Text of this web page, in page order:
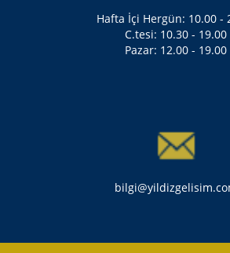
Hafta İçi Hergün: 10.00 -
C.tesi: 10.30 - 19.00
Pazar: 12.00 - 19.00